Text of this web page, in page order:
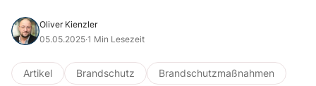
Oliver Kienzler
05.05.2025·1 Min Lesezeit
Artikel Brandschutz Brandschutzmaßnahmen